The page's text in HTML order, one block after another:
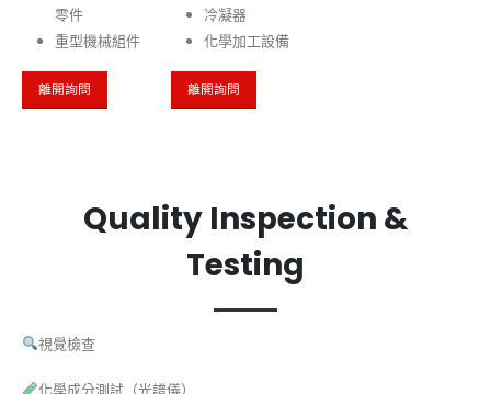
零件
重型機械組件
離開詢問
冷凝器
化學加工設備
離開詢問
Quality Inspection &
Testing
視覺檢查